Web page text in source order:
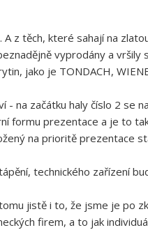
z těch, které sahají na
vyprodány a vršily
jako je TONDACH,
začátku haly číslo 2 se
formu prezentace a je to
na prioritě prezentace
technického zařízení
jistě i to, že jsme je po
firem, a to jak